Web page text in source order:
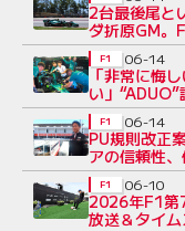
2台最後尾と
ダ折原GM。
認、決勝に
「非常に悔
い」
HRC渡辺社
F1 06-14
PU規則改正
アの信頼性
長インタビ
F1 06-14
2026年F1第
放送＆タイ
F1 06-10